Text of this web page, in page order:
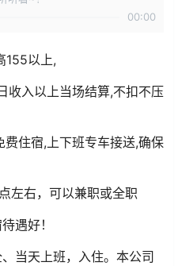
00:00
155以上,
收入以上当场结算,不扣不压
住宿,上下班专车接送,确保
左右，可以兼职或全职
遇好！
当天上班，入住。本公司